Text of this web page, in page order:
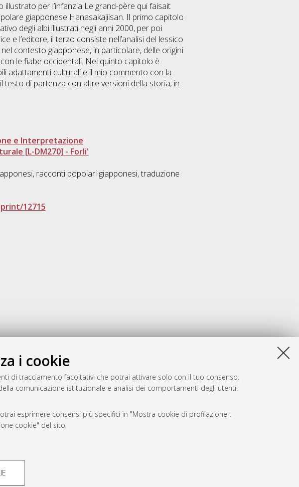
i cookie
di tracciamento facoltativi che potrai attivare solo con il tuo consenso.
comunicazione istituzionale e analisi dei comportamenti degli utenti.
esprimere consensi più specifici in "Mostra cookie di profilazione".
cookie" del sito.
TECNICI - NECESSARI
per l’infanzia Le grand-père qui faisait
giapponese Hanasakajiisan. Il primo capitolo
degli albi illustrati negli anni 2000, per poi
e l’editore, il terzo consiste nell’analisi del lessico
contesto giapponese, in particolare, delle origini
le fiabe occidentali. Nel quinto capitolo è
adattamenti culturali e il mio commento con la
di partenza con altre versioni della storia, in
e Interpretazione
[L-DM270] - Forli'
racconti popolari giapponesi, traduzione
12715